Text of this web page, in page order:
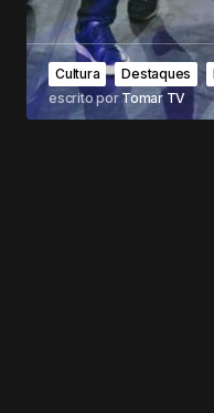
Cultura Destaques
escrito por Tomar TV